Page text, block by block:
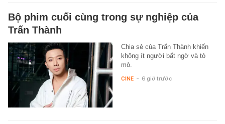
Bộ phim cuối cùng trong sự nghiệp của
Trấn Thành
Chia sẻ của Trấn Thành khiến
không ít người bất ngờ và tò
mò.
CINE - 6 giờ trước